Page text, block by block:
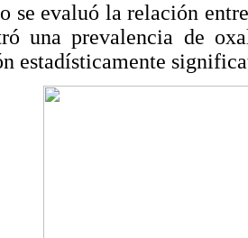
se evaluó la relación
una prevalencia de
estadísticamente